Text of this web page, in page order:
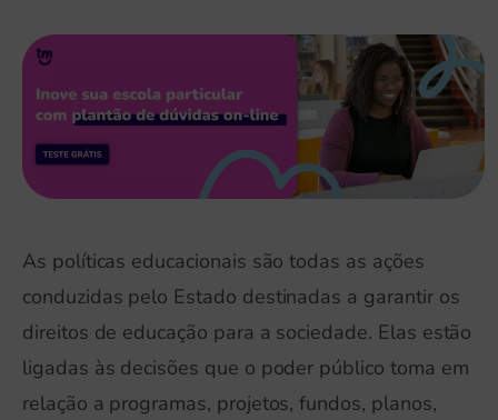
As políticas educacionais são todas as ações
conduzidas pelo Estado destinadas a garantir os
direitos de educação para a sociedade. Elas estão
ligadas às decisões que o poder público toma em
relação a programas, projetos, fundos, planos,